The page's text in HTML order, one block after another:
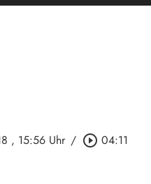
, 15:56 Uhr / play_circle_outline 04:11